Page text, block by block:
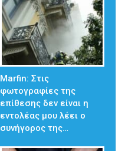
Marfin: Στις
φωτογραφίες της
επίθεσης δεν είναι η
εντολέας μου λέει ο
συνήγορος της…